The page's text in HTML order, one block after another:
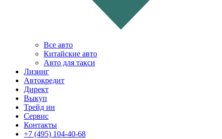
Все авто
Китайские авто
Авто для такси
Лизинг
Автокредит
Директ
Выкуп
Трейд ин
Сервис
Контакты
+7 (495) 104-40-68